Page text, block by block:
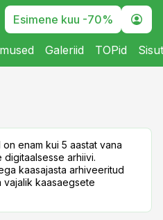
Esimene kuu -70%
Galeriid TOPid
on enam kui 5 aastat vana
arhiivi.
kaasajasta arhiveeritud
vajalik kaasaegsete